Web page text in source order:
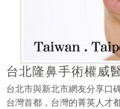
台北隆鼻手術權威
台北市與新北市網友分享口
台灣首都，台灣的菁英人才